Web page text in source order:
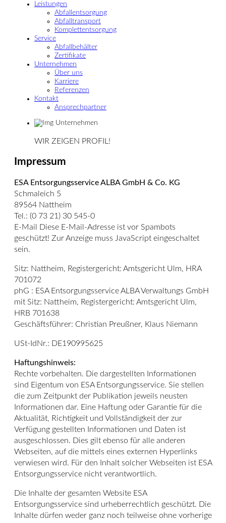
Leistungen
Abfallentsorgung
Abfalltransport
Komplettentsorgung
Service
Abfallbehälter
Zertifikate
Unternehmen
Über uns
Karriere
Referenzen
Kontakt
Ansprechpartner
WIR ZEIGEN PROFIL!
Impressum
ESA EntsorgungsserviceALBA GmbH & Co. KG
Schmaleich 5
89564 Nattheim
Tel.: (0 73 21) 30 545-0
E-Mail
Diese E-Mail-Adresse ist vor Spambots
geschützt! Zur Anzeige muss JavaScript eingeschaltet
sein.
Sitz: Nattheim, Registergericht: Amtsgericht Ulm, HRA
701072
phG : ESA Entsorgungsservice ALBA Verwaltungs GmbH
mit Sitz: Nattheim, Registergericht: Amtsgericht Ulm,
HRB 701638
Geschäftsführer: Christian Preußner, Klaus Niemann
USt-IdNr.: DE190995625
Haftungshinweis:
Rechte vorbehalten. Die dargestellten Informationen
sind Eigentum von ESA Entsorgungsservice. Sie stellen
die zum Zeitpunkt der Publikation jeweils neusten
Informationen dar. Eine Haftung oder Garantie für die
Aktualität, Richtigkeit und Vollständigkeit der zur
Verfügung gestellten Informationen und Daten ist
ausgeschlossen. Dies gilt ebenso für alle anderen
Webseiten, auf die mittels eines externen Hyperlinks
verwiesen wird. Für den Inhalt solcher Webseiten ist ESA
Entsorgungsservice nicht verantwortlich.
Die Inhalte der gesamten Website ESA
Entsorgungsservice sind urheberrechtlich geschützt. Die
Inhalte dürfen weder ganz noch teilweise ohne vorherige